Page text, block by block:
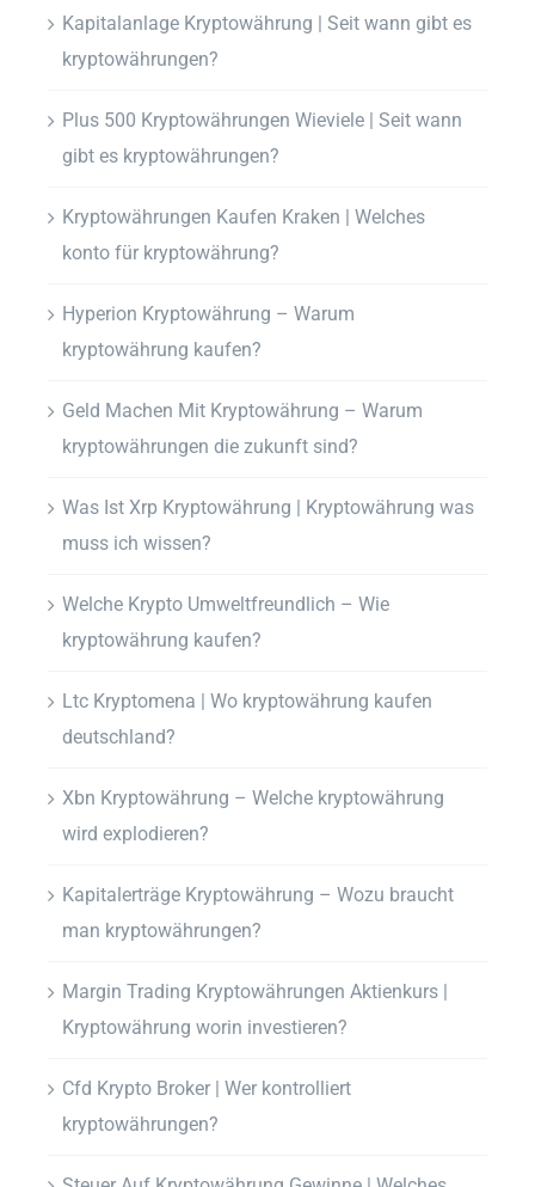
Kapitalanlage Kryptowährung | Seit wann gibt es
kryptowährungen?
Plus 500 Kryptowährungen Wieviele | Seit wann
gibt es kryptowährungen?
Kryptowährungen Kaufen Kraken | Welches
konto für kryptowährung?
Hyperion Kryptowährung – Warum
kryptowährung kaufen?
Geld Machen Mit Kryptowährung – Warum
kryptowährungen die zukunft sind?
Was Ist Xrp Kryptowährung | Kryptowährung was
muss ich wissen?
Welche Krypto Umweltfreundlich – Wie
kryptowährung kaufen?
Ltc Kryptomena | Wo kryptowährung kaufen
deutschland?
Xbn Kryptowährung – Welche kryptowährung
wird explodieren?
Kapitalerträge Kryptowährung – Wozu braucht
man kryptowährungen?
Margin Trading Kryptowährungen Aktienkurs |
Kryptowährung worin investieren?
Cfd Krypto Broker | Wer kontrolliert
kryptowährungen?